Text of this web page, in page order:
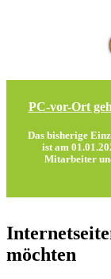
PC-vor-Ort
Das bisherige
ist am
Mitarbeiter
möchten